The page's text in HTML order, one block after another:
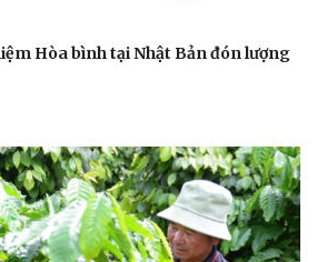
Hòa bình tại Nhật Bản đón lượng